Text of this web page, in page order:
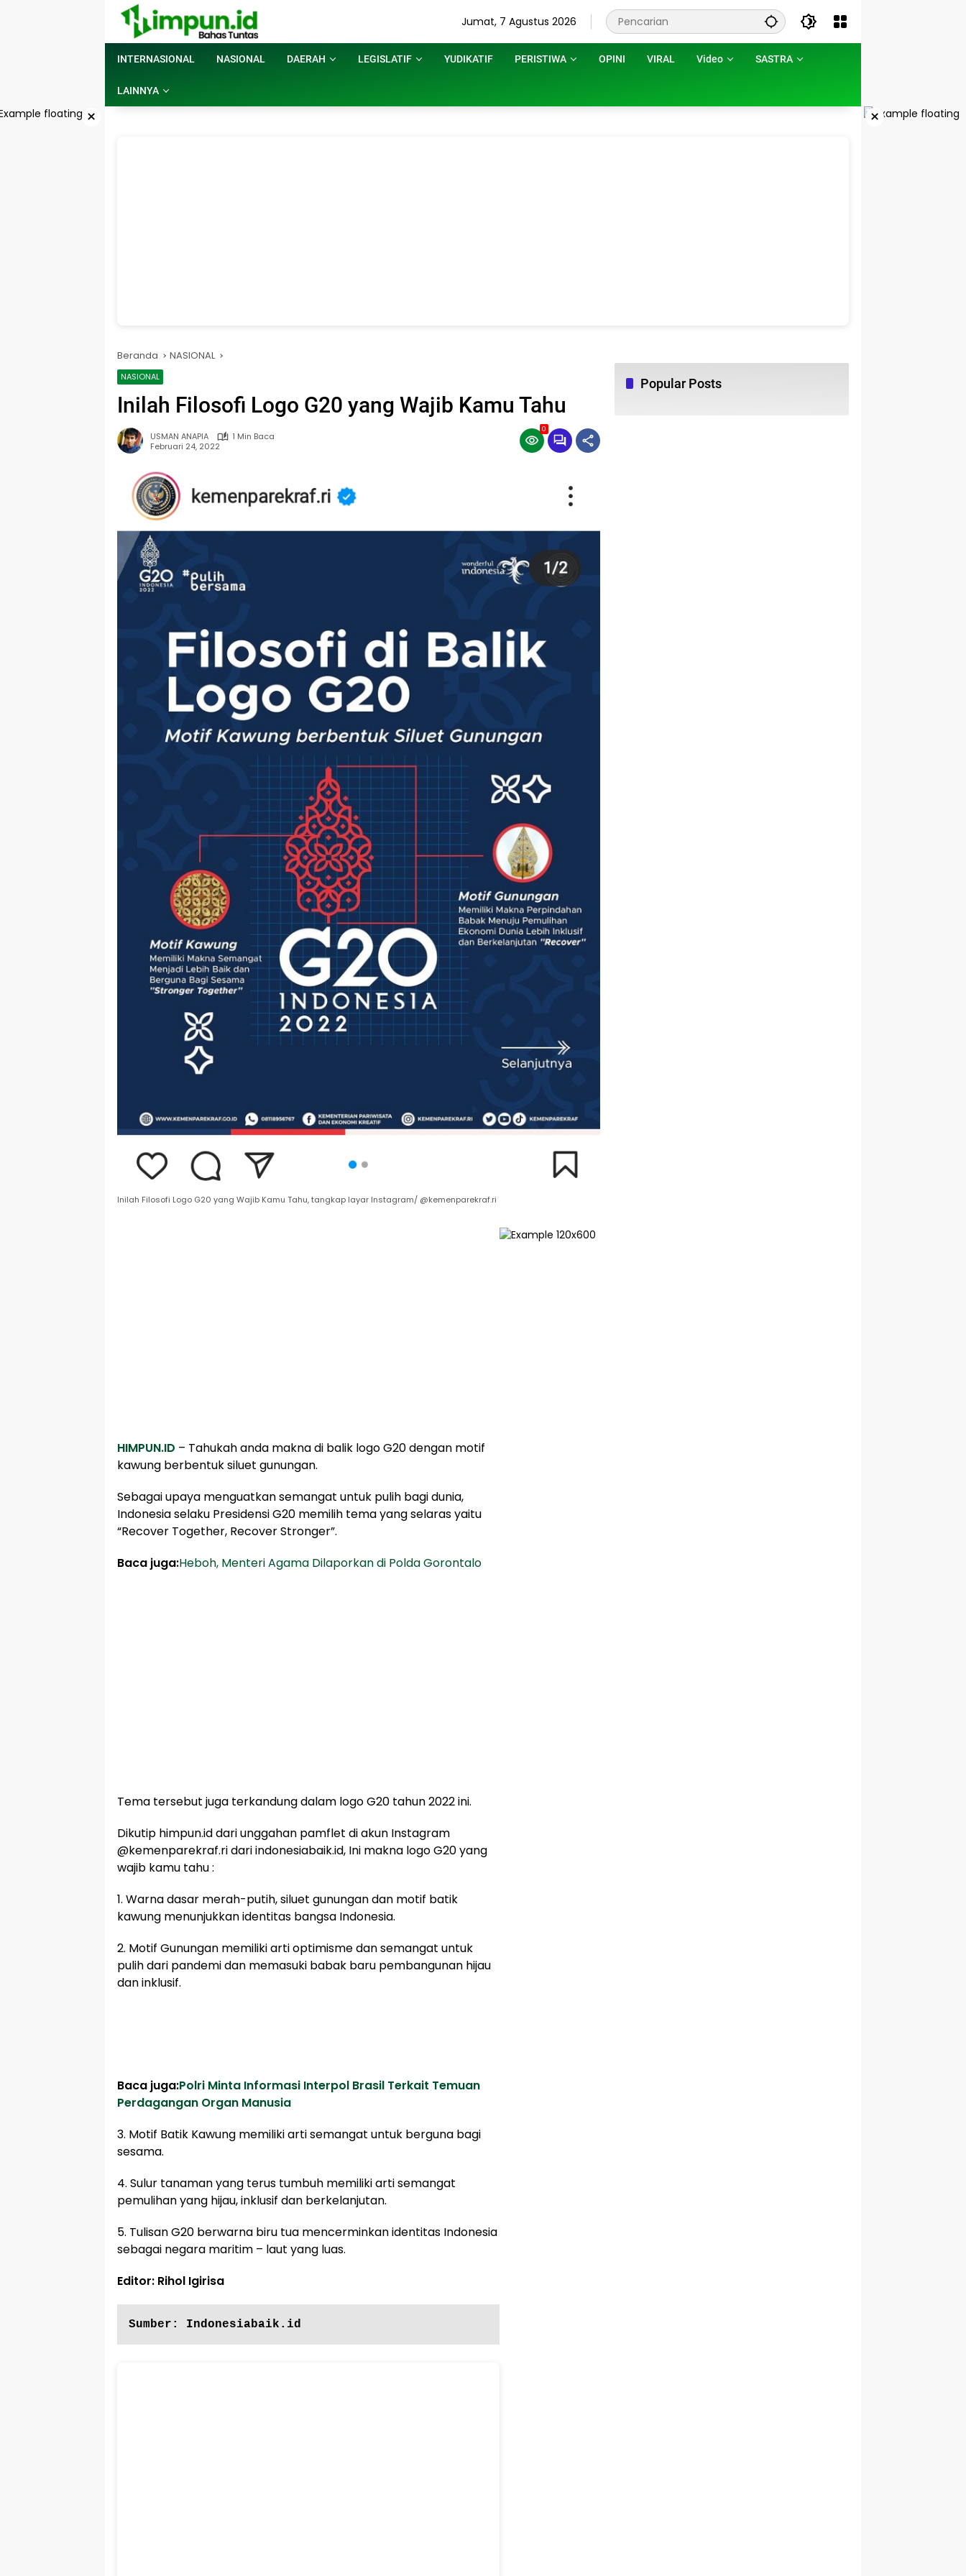
Jumat, 7 Agustus 2026
INTERNASIONAL NASIONAL DAERAH LEGISLATIF YUDIKATIF PERISTIWA OPINI VIRAL Video SASTRA
LAINNYA
× ×
Beranda NASIONAL
NASIONAL
Inilah Filosofi Logo G20 yang Wajib Kamu Tahu
USMAN ANAPIA
1 Min Baca
Februari 24, 2022
0
Inilah Filosofi Logo G20 yang Wajib Kamu Tahu, tangkap layar Instagram/ @kemenparekraf.ri
HIMPUN.ID – Tahukah anda makna di balik logo G20 dengan motif
kawung berbentuk siluet gunungan.
Sebagai upaya menguatkan semangat untuk pulih bagi dunia,
Indonesia selaku Presidensi G20 memilih tema yang selaras yaitu
“Recover Together, Recover Stronger”.
Baca juga:Heboh, Menteri Agama Dilaporkan di Polda Gorontalo
Tema tersebut juga terkandung dalam logo G20 tahun 2022 ini.
Dikutip himpun.id dari unggahan pamflet di akun Instagram
@kemenparekraf.ri dari indonesiabaik.id, Ini makna logo G20 yang
wajib kamu tahu :
1. Warna dasar merah-putih, siluet gunungan dan motif batik
kawung menunjukkan identitas bangsa Indonesia.
2. Motif Gunungan memiliki arti optimisme dan semangat untuk
pulih dari pandemi dan memasuki babak baru pembangunan hijau
dan inklusif.
Baca juga:Polri Minta Informasi Interpol Brasil Terkait Temuan
Perdagangan Organ Manusia
3. Motif Batik Kawung memiliki arti semangat untuk berguna bagi
sesama.
4. Sulur tanaman yang terus tumbuh memiliki arti semangat
pemulihan yang hijau, inklusif dan berkelanjutan.
5. Tulisan G20 berwarna biru tua mencerminkan identitas Indonesia
sebagai negara maritim – laut yang luas.
Editor: Rihol Igirisa
Sumber: Indonesiabaik.id
Popular Posts